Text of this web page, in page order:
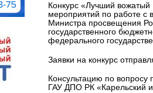
Конкурс «Лучший
мероприятий по работе с
Министра просвещения
государственного
федерального
Заявки на конкурс
Консультацию по вопросу
ГАУ ДПО РК «Карельский